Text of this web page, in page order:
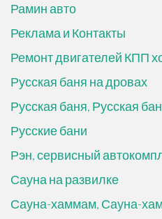
Рамин авто
Реклама и Контакты
Ремонт двигателей КПП
Русская баня на дровах
Русская баня, Русская
Русские бани
Рэн, сервисный
Сауна на развилке
Сауна-хаммам, Сауна-